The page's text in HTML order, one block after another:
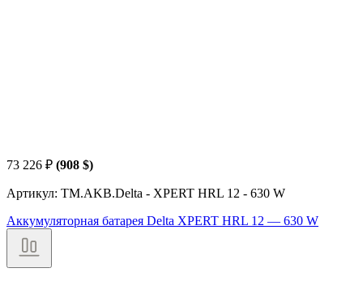
73 226 ₽ (908 $)
Артикул: TM.AKB.Delta - XPERT HRL 12 - 630 W
Аккумуляторная батарея Delta XPERT HRL 12 — 630 W